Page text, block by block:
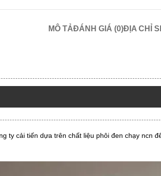
MÔ TẢĐÁNH GIÁ (0)ĐỊA CHỈ
ty cải tiến dựa trên chất liệu phôi đen chạy ncn